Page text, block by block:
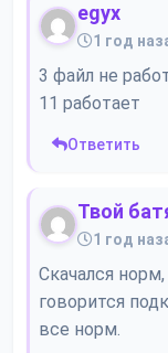
egyx
1 год
3 файл не
11 работает
Ответить
Твой
1 год
Скачался
говорится
все норм.